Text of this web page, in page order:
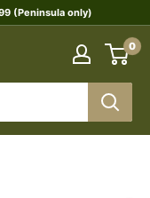
(Peninsula only)
0